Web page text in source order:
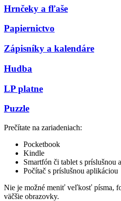
Hrnčeky a fľaše
Papiernictvo
Zápisníky a kalendáre
Hudba
LP platne
Puzzle
Prečítate na zariadeniach:
Pocketbook
Kindle
Smartfón či tablet s príslušnou
Počítač s príslušnou aplikáciou
Nie je možné meniť veľkosť písma,
väčšie obrazovky.